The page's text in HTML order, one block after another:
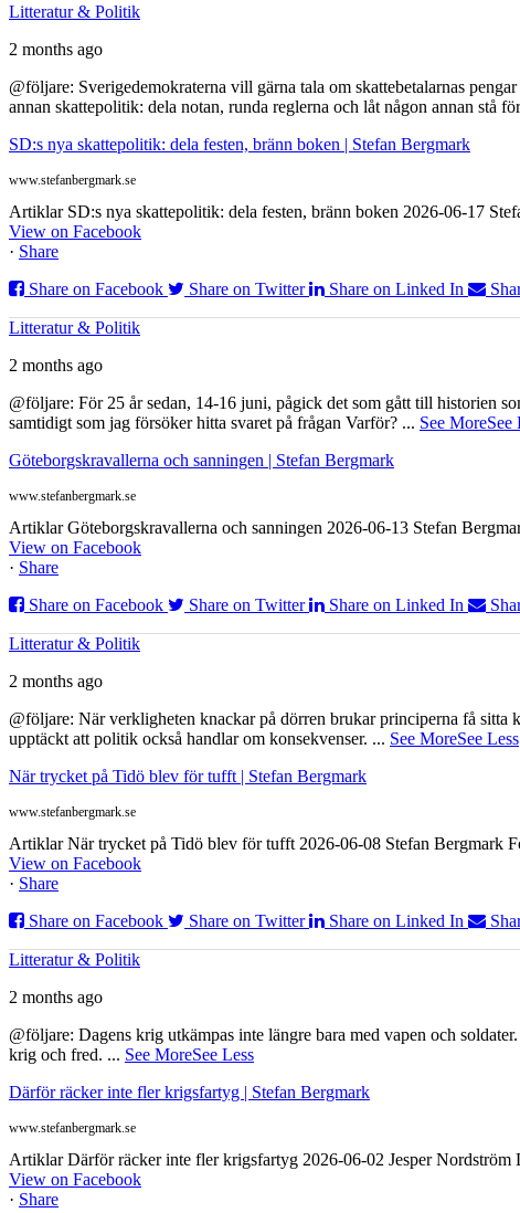
Litteratur & Politik
2 months ago
@följare: Sverigedemokraterna vill gärna tala om skattebetalarnas
annan skattepolitik: dela notan, runda reglerna och låt någon annan stå
SD:s nya skattepolitik: dela festen, bränn boken | Stefan Bergmark
www.stefanbergmark.se
Artiklar SD:s nya skattepolitik: dela festen, bränn boken 2026-06-17
View on Facebook
· Share
Share on Facebook
Share on Twitter Share on Linked In
Litteratur & Politik
2 months ago
@följare: För 25 år sedan, 14-16 juni, pågick det som gått till historien
samtidigt som jag försöker hitta svaret på frågan Varför? ... See MoreSee
Göteborgskravallerna och sanningen | Stefan Bergmark
www.stefanbergmark.se
Artiklar Göteborgskravallerna och sanningen 2026-06-13 Stefan
View on Facebook
· Share
Share on Facebook
Share on Twitter Share on Linked In
Litteratur & Politik
2 months ago
@följare: När verkligheten knackar på dörren brukar principerna få sitta
upptäckt att politik också handlar om konsekvenser. ... See MoreSee Less
När trycket på Tidö blev för tufft | Stefan Bergmark
www.stefanbergmark.se
Artiklar När trycket på Tidö blev för tufft 2026-06-08 Stefan Bergmark
View on Facebook
· Share
Share on Facebook
Share on Twitter Share on Linked In
Litteratur & Politik
2 months ago
@följare: Dagens krig utkämpas inte längre bara med vapen och
krig och fred. ... See MoreSee Less
Därför räcker inte fler krigsfartyg | Stefan Bergmark
www.stefanbergmark.se
Artiklar Därför räcker inte fler krigsfartyg 2026-06-02 Jesper Nordström
View on Facebook
· Share